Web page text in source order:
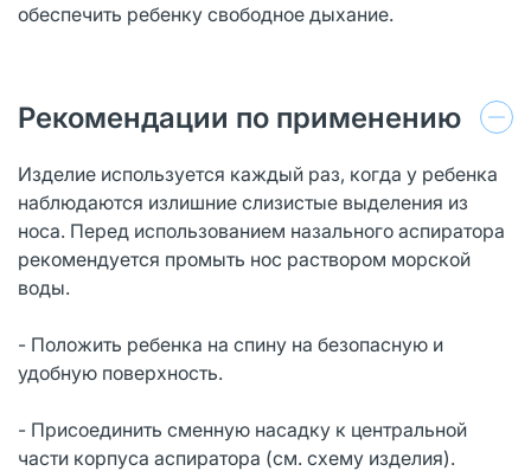
обеспечить ребенку свободное дыхание.
Рекомендации по применению
Изделие используется каждый раз, когда у ребенка
наблюдаются излишние слизистые выделения из
носа. Перед использованием назального аспиратора
рекомендуется промыть нос раствором морской
воды.
- Положить ребенка на спину на безопасную и
удобную поверхность.
- Присоединить сменную насадку к центральной
части корпуса аспиратора (см. схему изделия).